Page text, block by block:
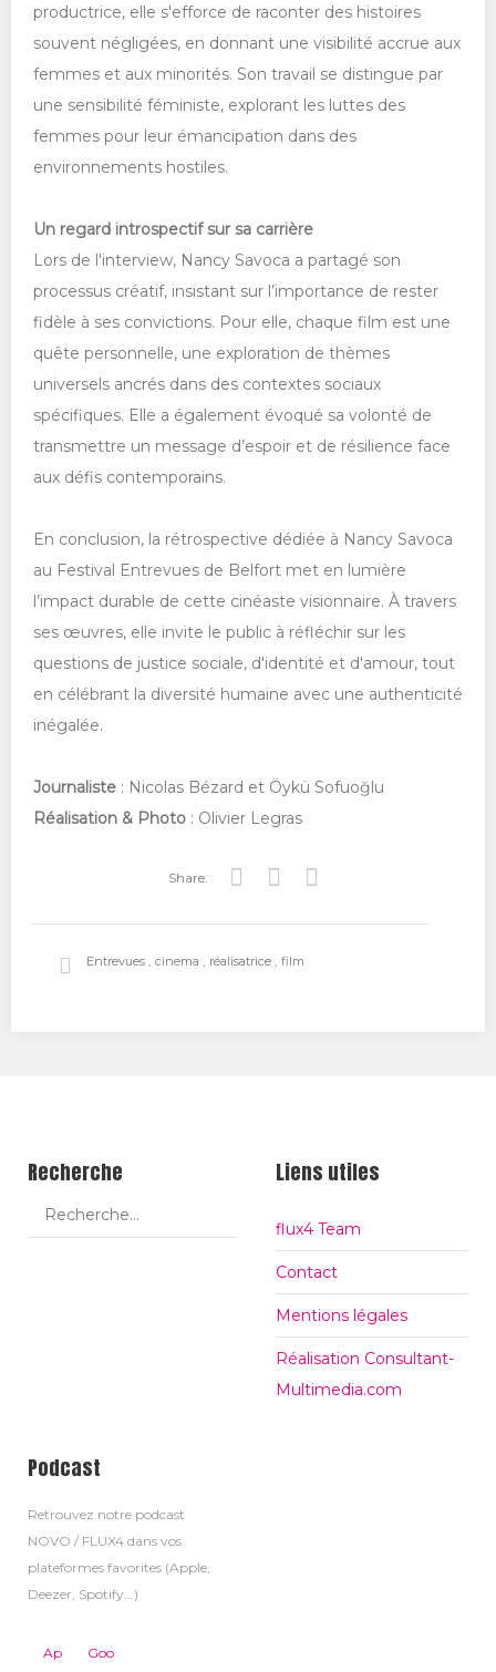
productrice, elle s'efforce de raconter des histoires
souvent négligées, en donnant une visibilité accrue aux
femmes et aux minorités. Son travail se distingue par
une sensibilité féministe, explorant les luttes des
femmes pour leur émancipation dans des
environnements hostiles.
Un regard introspectif sur sa carrière
Lors de l'interview, Nancy Savoca a partagé son
processus créatif, insistant sur l’importance de rester
fidèle à ses convictions. Pour elle, chaque film est une
quête personnelle, une exploration de thèmes
universels ancrés dans des contextes sociaux
spécifiques. Elle a également évoqué sa volonté de
transmettre un message d’espoir et de résilience face
aux défis contemporains.
En conclusion, la rétrospective dédiée à Nancy Savoca
au Festival Entrevues de Belfort met en lumière
l’impact durable de cette cinéaste visionnaire. À travers
ses œuvres, elle invite le public à réfléchir sur les
questions de justice sociale, d'identité et d'amour, tout
en célébrant la diversité humaine avec une authenticité
inégalée.
Journaliste : Nicolas Bézard et Öykü Sofuoğlu
Réalisation & Photo : Olivier Legras
Share:
bo
Entrevues cinema réalisatrice film
Recherche Liens utiles
flux4 Team
Contact
Mentions légales
Réalisation Consultant-
Multimedia.com
Podcast
Retrouvez notre podcast
NOVO / FLUX4 dans vos
plateformes favorites (Apple,
Deezer, Spotify...)
Ap
Goo